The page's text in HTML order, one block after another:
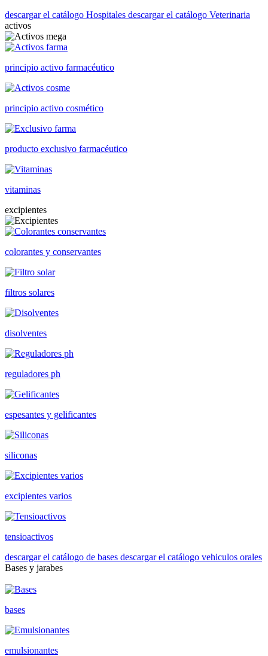
descargar el catálogo Hospitales descargar el catálogo Veterinaria
activos
principio activo farmacéutico
principio activo cosmético
producto exclusivo farmacéutico
vitaminas
excipientes
colorantes y conservantes
filtros solares
disolventes
reguladores ph
espesantes y gelificantes
siliconas
excipientes varios
tensioactivos
descargar el catálogo de bases descargar el catálogo vehiculos orales
Bases y jarabes
bases
emulsionantes